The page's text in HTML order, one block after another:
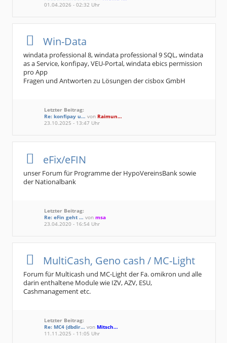
01.04.2026 - 02:32 Uhr
Win-Data
windata professional 8, windata professional 9 SQL, windata
as a Service, konfipay, VEU-Portal, windata ebics permission
pro App
Fragen und Antworten zu Lösungen der cisbox GmbH
Letzter Beitrag:
Re: konfipay u… von Raimun…
23.10.2025 - 13:47 Uhr
eFix/eFIN
unser Forum für Programme der HypoVereinsBank sowie
der Nationalbank
Letzter Beitrag:
Re: eFin geht … von msa
23.04.2020 - 16:54 Uhr
MultiCash, Geno cash / MC-Light
Forum für Multicash und MC-Light der Fa. omikron und alle
darin enthaltene Module wie IZV, AZV, ESU,
Cashmanagement etc.
Letzter Beitrag:
Re: MC4 (dbdir… von Mitsch…
11.11.2025 - 11:05 Uhr